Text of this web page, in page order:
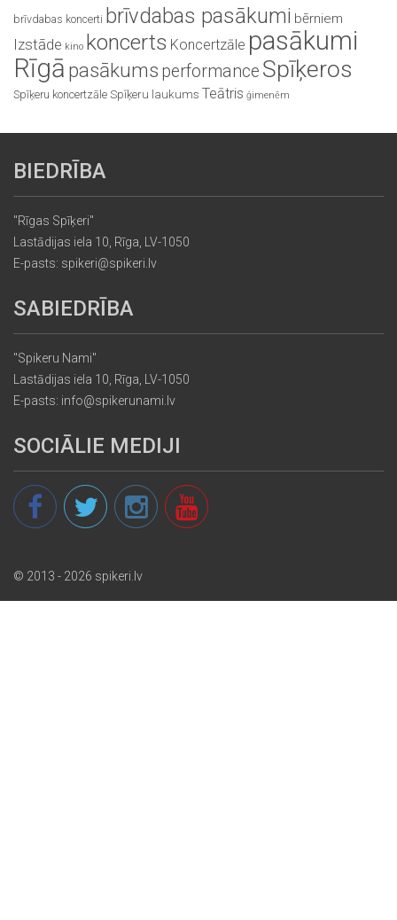
brīvdabas koncerti brīvdabas pasākumi bērniem
Izstāde kino koncerts Koncertzāle pasākumi
Rīgā pasākums performance Spīķeros
Spīķeru koncertzāle Spīķeru laukums Teātris ģimenēm
BIEDRĪBA
"Rīgas Spīķeri"
Lastādijas iela 10, Rīga, LV-1050
E-pasts: spikeri@spikeri.lv
SABIEDRĪBA
"Spikeru Nami"
Lastādijas iela 10, Rīga, LV-1050
E-pasts: info@spikerunami.lv
SOCIĀLIE MEDIJI
© 2013 - 2026 spikeri.lv